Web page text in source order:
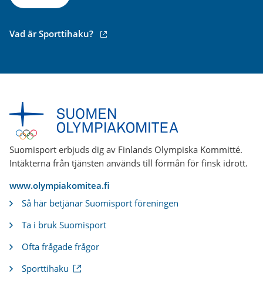
Vad är Sporttihaku? (extern
Suomisport erbjuds dig av Finlands Olympiska Kommitté.
Intäkterna från tjänsten används till förmån för finsk idrott.
www.olympiakomitea.fi
Så här betjänar Suomisport föreningen
Ta i bruk Suomisport
Ofta frågade frågor
Sporttihaku(